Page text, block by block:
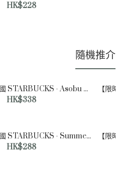
HK$228
隨機推介
【限時優惠】韓國 STARBUCKS - Asobu 夏日系列保溫隨行杯 Your Summer Asobu Tumbler 600ml
HK$338
【限時優惠】韓國 STARBUCKS - Summer Alo 隨行杯 Summer Alo Tumbler 473ml
HK$288